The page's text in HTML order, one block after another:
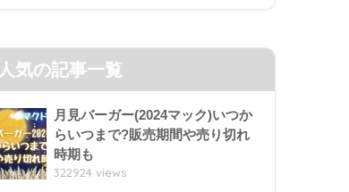
人気の記事一覧
月見バーガー(2024マック)いつか
らいつまで?販売期間や売り切れ
時期も
322924 views